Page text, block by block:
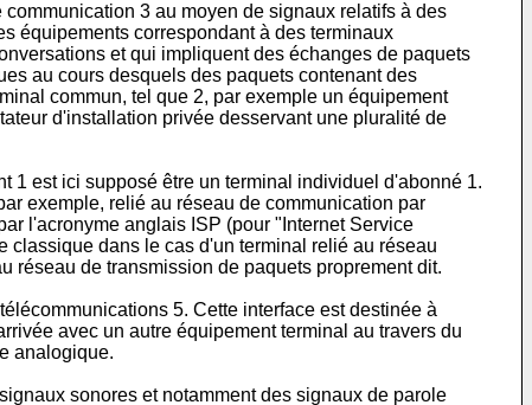
3 au moyen de signaux relatifs à des
équipements correspondant à des terminaux
et qui impliquent des échanges de paquets
au cours desquels des paquets contenant des
commun, tel que 2, par exemple un équipement
d'installation privée desservant une pluralité de
1 est ici supposé être un terminal individuel d'abonné 1.
exemple, relié au réseau de communication par
l'acronyme anglais ISP (pour "Internet Service
classique dans le cas d'un terminal relié au réseau
réseau de transmission de paquets proprement dit.
5. Cette interface est destinée à
avec un autre équipement terminal au travers du
analogique.
sonores et notamment des signaux de parole